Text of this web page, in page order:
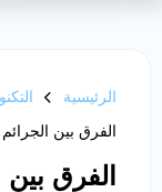
الرئيسية
الفرق بين الجرائم
الفرق بين